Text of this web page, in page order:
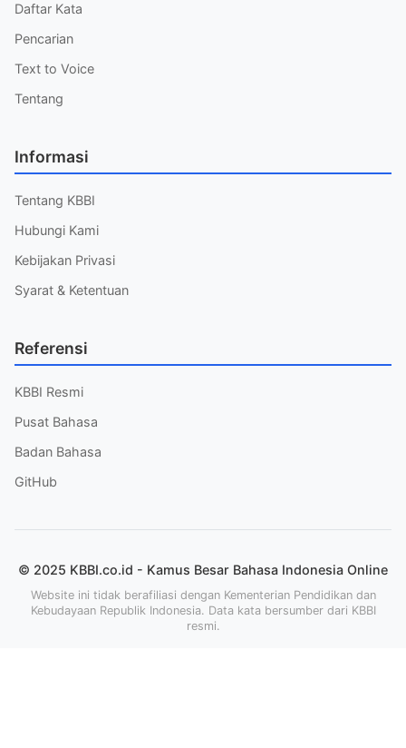
Daftar Kata
Pencarian
Text to Voice
Tentang
Informasi
Tentang KBBI
Hubungi Kami
Kebijakan Privasi
Syarat & Ketentuan
Referensi
KBBI Resmi
Pusat Bahasa
Badan Bahasa
GitHub
© 2025 KBBI.co.id - Kamus Besar Bahasa Indonesia Online
Website ini tidak berafiliasi dengan Kementerian Pendidikan dan
Kebudayaan Republik Indonesia. Data kata bersumber dari KBBI
resmi.